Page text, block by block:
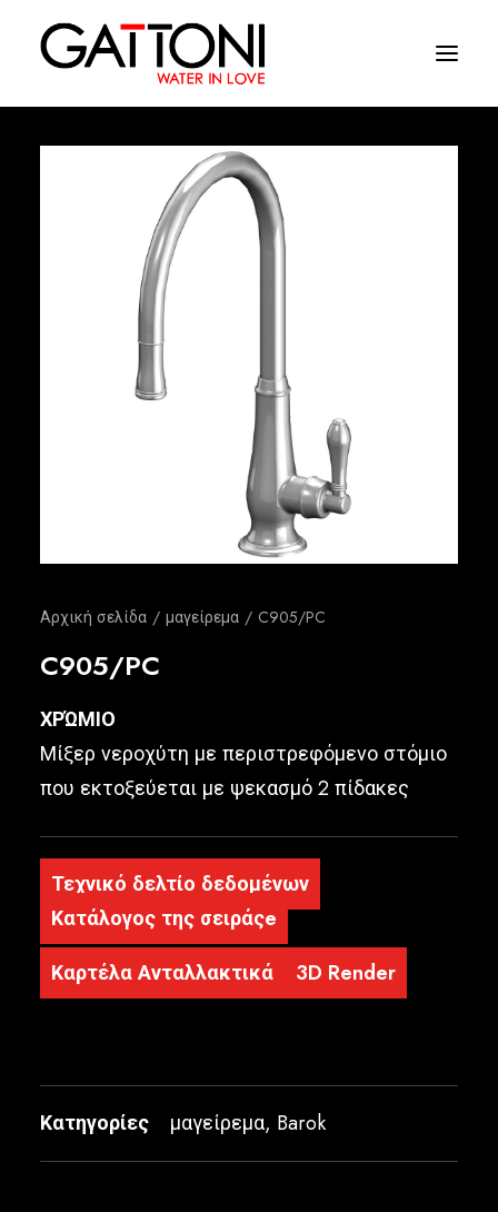
Περιβάλλοντα
Tελειωματα
Αρχική σελίδα μαγείρεμα C905/PC
C905/PC
ΧΡΏΜΙΟ
Μίξερ νεροχύτη με περιστρεφόμενο στόμιο
που εκτοξεύεται με ψεκασμό 2 πίδακες
Τεχνικό δελτίο δεδομένων
Κατάλογος της σειράςe
Καρτέλα Ανταλλακτικά
3D Render
Κατηγορίες μαγείρεμα, Barok